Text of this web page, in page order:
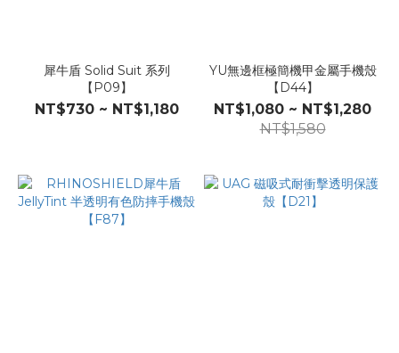
犀牛盾 Solid Suit 系列
【P09】
NT$730 ~ NT$1,180
YU無邊框極簡機甲金屬手機殼
【D44】
NT$1,080 ~ NT$1,280
NT$1,580